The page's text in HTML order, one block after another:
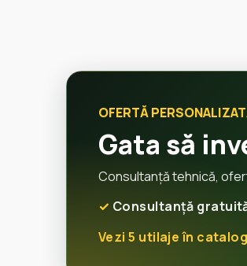
OFERTĂ
Gata să
Consultanță tehnică,
Consultanță
Vezi 5 utilaje în catalog